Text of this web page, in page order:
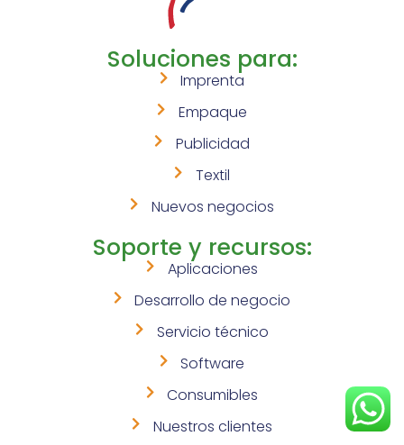
Soluciones para:
Imprenta
Empaque
Publicidad
Textil
Nuevos negocios
Soporte y recursos:
Aplicaciones
Desarrollo de negocio
Servicio técnico
Software
Consumibles
Nuestros clientes